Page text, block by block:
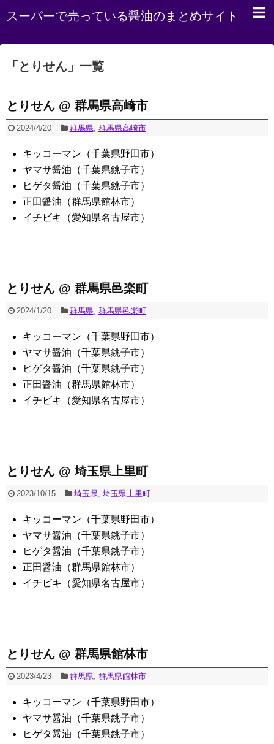
スーパーで売っている醤油のまとめサイト
「 とりせん 」 一覧
とりせん @ 群馬県高崎市
2024/4/20 群馬県, 群馬県高崎市
キッコーマン（千葉県野田市）
ヤマサ醤油（千葉県銚子市）
ヒゲタ醤油（千葉県銚子市）
正田醤油（群馬県館林市）
イチビキ（愛知県名古屋市）
とりせん @ 群馬県邑楽町
2024/1/20 群馬県, 群馬県邑楽町
キッコーマン（千葉県野田市）
ヤマサ醤油（千葉県銚子市）
ヒゲタ醤油（千葉県銚子市）
正田醤油（群馬県館林市）
イチビキ（愛知県名古屋市）
とりせん @ 埼玉県上里町
2023/10/15 埼玉県, 埼玉県上里町
キッコーマン（千葉県野田市）
ヤマサ醤油（千葉県銚子市）
ヒゲタ醤油（千葉県銚子市）
正田醤油（群馬県館林市）
イチビキ（愛知県名古屋市）
とりせん @ 群馬県館林市
2023/4/23 群馬県, 群馬県館林市
キッコーマン（千葉県野田市）
ヤマサ醤油（千葉県銚子市）
ヒゲタ醤油（千葉県銚子市）